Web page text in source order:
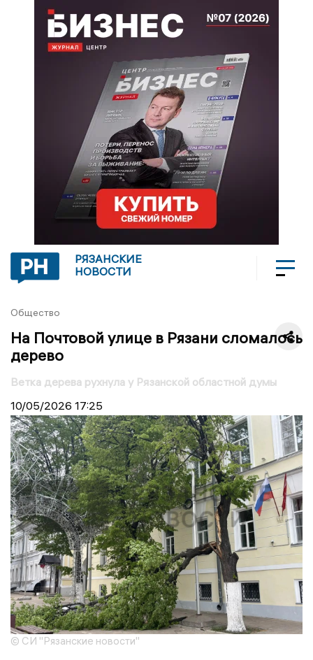
РЯЗАНСКИЕ
НОВОСТИ
Общество
На Почтовой улице в Рязани сломалось
дерево
Ветка дерева рухнула у Рязанской областной думы
10/05/2026 17:25
© СИ "Рязанские новости"